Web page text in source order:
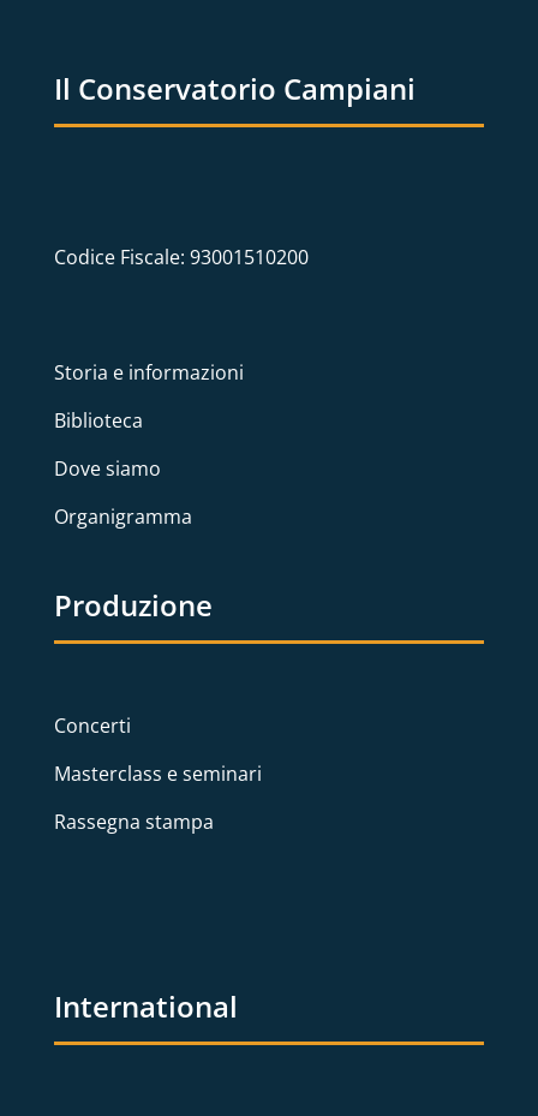
Il Conservatorio Campiani
Codice Fiscale: 93001510200
Storia e informazioni
Biblioteca
Dove siamo
Organigramma
Produzione
Concerti
Masterclass e seminari
Rassegna stampa
International